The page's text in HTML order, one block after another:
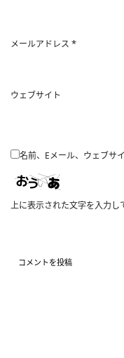
メールアドレス *
ウェブサイト
名前、Eメール、ウェブサ
上に表示された文字を入力し